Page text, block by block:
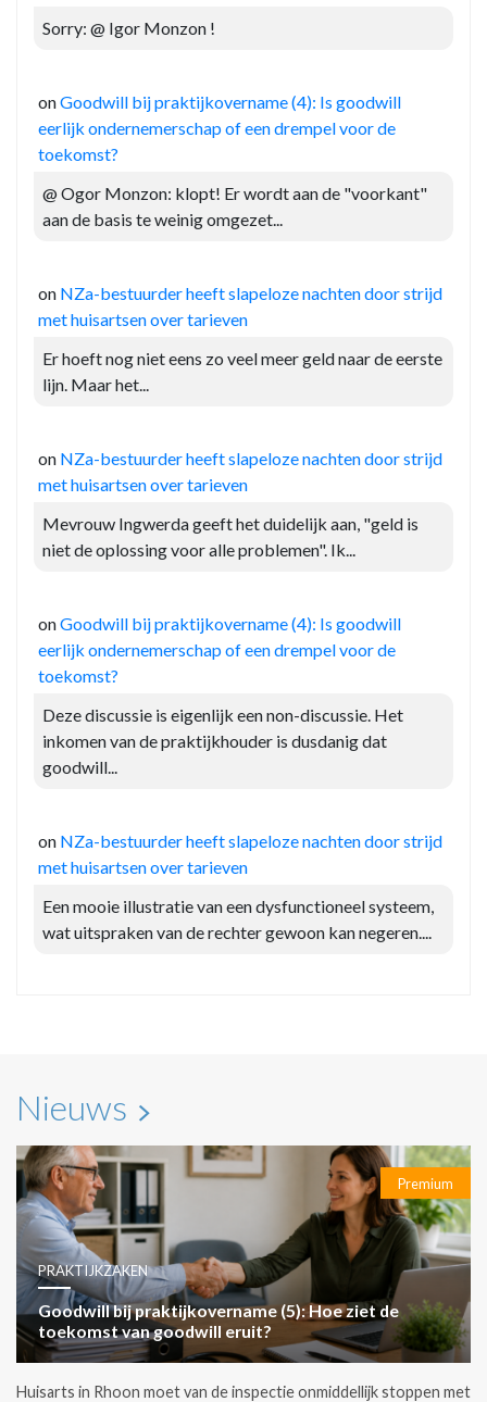
Sorry: @ Igor Monzon !
onGoodwill bij praktijkovername (4): Is goodwill
eerlijk ondernemerschap of een drempel voor de
toekomst?
@ Ogor Monzon: klopt! Er wordt aan de "voorkant"
aan de basis te weinig omgezet...
on NZa-bestuurder heeft slapeloze nachten door strijd
met huisartsen over tarieven
Er hoeft nog niet eens zo veel meer geld naar de eerste
lijn. Maar het...
on NZa-bestuurder heeft slapeloze nachten door strijd
met huisartsen over tarieven
Mevrouw Ingwerda geeft het duidelijk aan, "geld is
niet de oplossing voor alle problemen". Ik...
onGoodwill bij praktijkovername (4): Is goodwill
eerlijk ondernemerschap of een drempel voor de
toekomst?
Deze discussie is eigenlijk een non-discussie. Het
inkomen van de praktijkhouder is dusdanig dat
goodwill...
on NZa-bestuurder heeft slapeloze nachten door strijd
met huisartsen over tarieven
Een mooie illustratie van een dysfunctioneel systeem,
wat uitspraken van de rechter gewoon kan negeren....
Nieuws
Premium
PRAKTIJKZAKEN
Goodwill bij praktijkovername (5): Hoe ziet de
toekomst van goodwill eruit?
Huisarts in Rhoon moet van de inspectie onmiddellijk stoppen met